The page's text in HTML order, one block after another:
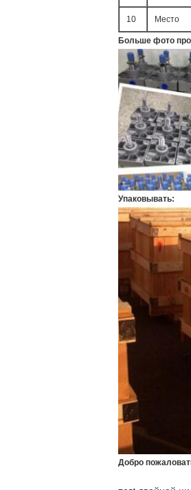
10 Место
Больше фото
Упаковывать:
Добро